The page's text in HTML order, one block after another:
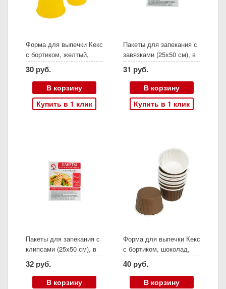
Форма для выпечки Кекс
с бортиком, желтый,
бумажная (10 шт, 6,4х4
см)
30 руб.
В корзину
Купить в 1 клик
Пакеты для запекания с
завязками (25х50 см), в
упаковке 4 штуки
31 руб.
В корзину
Купить в 1 клик
Пакеты для запекания с
клипсами (25х50 см), в
упаковке 4 штуки
32 руб.
В корзину
Форма для выпечки Кекс
с бортиком, шоколад,
бумажная (10 шт, 6х4
см)
40 руб.
В корзину